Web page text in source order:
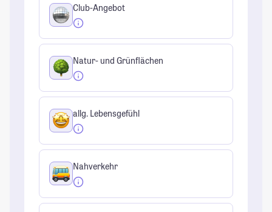
Club-Angebot
Natur- und Grünflächen
allg. Lebensgefühl
Nahverkehr